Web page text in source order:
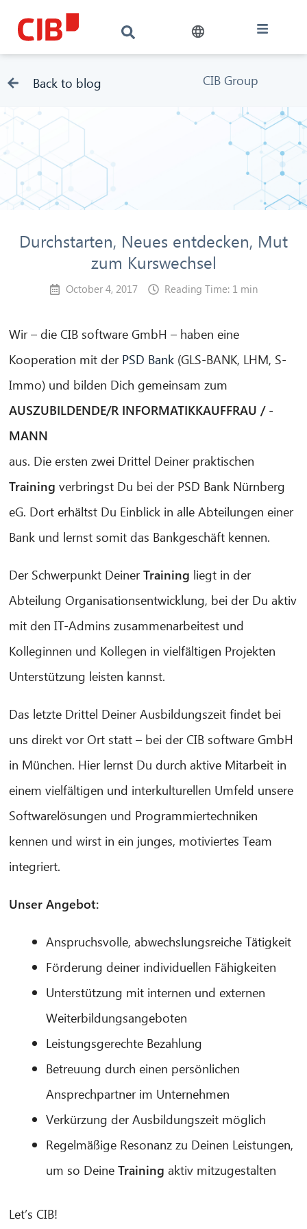
Back to blog CIB Group
Durchstarten, Neues entdecken, Mut
zum Kurswechsel
October 4, 2017 Reading Time: 1 min
Wir – die CIB software GmbH – haben eine
Kooperation mit der PSD Bank (GLS-BANK, LHM, S-
Immo) und bilden Dich gemeinsam zum
AUSZUBILDENDE/R INFORMATIKKAUFFRAU / -
MANN
aus. Die ersten zwei Drittel Deiner praktischen
Training verbringst Du bei der PSD Bank Nürnberg
eG. Dort erhältst Du Einblick in alle Abteilungen einer
Bank und lernst somit das Bankgeschäft kennen.
Der Schwerpunkt DeinerTraining liegt in der
Abteilung Organisationsentwicklung, bei der Du aktiv
mit den IT-Admins zusammenarbeitest und
Kolleginnen und Kollegen in vielfältigen Projekten
Unterstützung leisten kannst.
Das letzte Drittel Deiner Ausbildungszeit findet bei
uns direkt vor Ort statt – bei der CIB software GmbH
in München. Hier lernst Du durch aktive Mitarbeit in
einem vielfältigen und interkulturellen Umfeld unsere
Softwarelösungen und Programmiertechniken
kennen und wirst in ein junges, motiviertes Team
integriert.
Unser Angebot:
Anspruchsvolle, abwechslungsreiche Tätigkeit
Förderung deiner individuellen Fähigkeiten
Unterstützung mit internen und externen
Weiterbildungsangeboten
Leistungsgerechte Bezahlung
Betreuung durch einen persönlichen
Ansprechpartner im Unternehmen
Verkürzung der Ausbildungszeit möglich
Regelmäßige Resonanz zu Deinen Leistungen,
um so DeineTraining aktiv mitzugestalten
Let’s CIB!
CIB AI ChatBot
Hello! What can I do for you?